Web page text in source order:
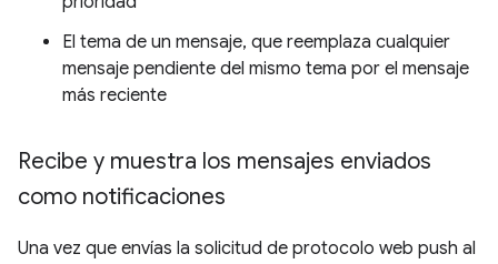
El tema de un mensaje, que reemplaza cualquier
mensaje pendiente del mismo tema por el mensaje
más reciente
Recibe y muestra los mensajes enviados
como notificaciones
Una vez que envías la solicitud de protocolo web push al